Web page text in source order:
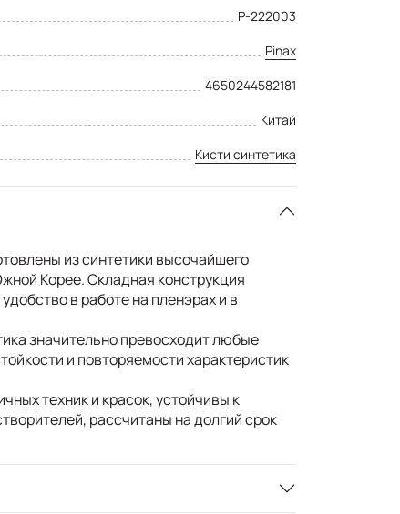
P-222003
Pinax
4650244582181
Китай
Кисти синтетика
из синтетики высочайшего
Корее. Складная конструкция
в работе на пленэрах и в
значительно превосходит любые
и повторяемости характеристик
техник и красок, устойчивы к
рассчитаны на долгий срок